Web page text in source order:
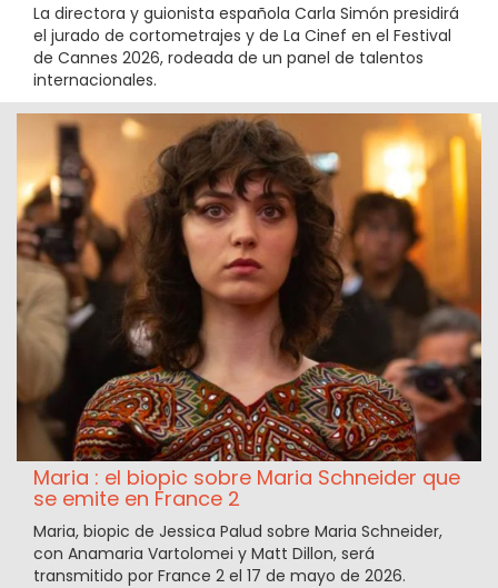
La directora y guionista española Carla Simón presidirá
el jurado de cortometrajes y de La Cinef en el Festival
de Cannes 2026, rodeada de un panel de talentos
internacionales.
Maria : el biopic sobre Maria Schneider que
se emite en France 2
Maria, biopic de Jessica Palud sobre Maria Schneider,
con Anamaria Vartolomei y Matt Dillon, será
transmitido por France 2 el 17 de mayo de 2026.